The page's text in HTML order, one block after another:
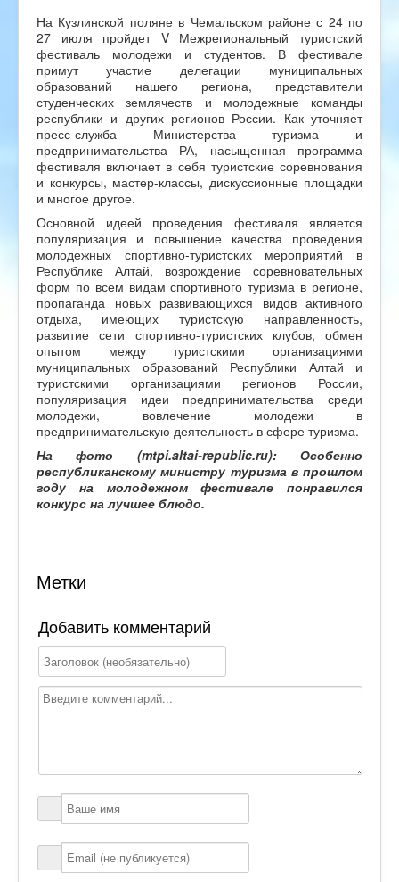
На Кузлинской поляне в Чемальском районе с 24 по
27 июля пройдет V Межрегиональный туристский
фестиваль молодежи и студентов. В фестивале
примут участие делегации муниципальных
образований нашего региона, представители
студенческих землячеств и молодежные команды
республики и других регионов России. Как уточняет
пресс-служба Министерства туризма и
предпринимательства РА, насыщенная программа
фестиваля включает в себя туристские соревнования
и конкурсы, мастер-классы, дискуссионные площадки
и многое другое.
Основной идеей проведения фестиваля является
популяризация и повышение качества проведения
молодежных спортивно-туристских мероприятий в
Республике Алтай, возрождение соревновательных
форм по всем видам спортивного туризма в регионе,
пропаганда новых развивающихся видов активного
отдыха, имеющих туристскую направленность,
развитие сети спортивно-туристских клубов, обмен
опытом между туристскими организациями
муниципальных образований Республики Алтай и
туристскими организациями регионов России,
популяризация идеи предпринимательства среди
молодежи, вовлечение молодежи в
предпринимательскую деятельность в сфере туризма.
На фото (mtpi.altai-republic.ru): Особенно
республиканскому министру туризма в прошлом
году на молодежном фестивале понравился
конкурс на лучшее блюдо.
Метки
Добавить комментарий